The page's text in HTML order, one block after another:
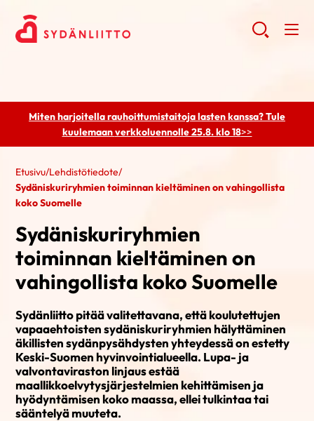
Miten harjoitella rauhoittumistaitoja lasten kanssa? Tule
kuulemaanverkkoluennolle 25.8. klo 18>>
Etusivu/Lehdistötiedote/
Sydäniskuriryhmien toiminnan kieltäminen on vahingollista
koko Suomelle
Sydäniskuriryhmien
toiminnan kieltäminen on
vahingollista koko Suomelle
Sydänliitto pitää valitettavana, että koulutettujen
vapaaehtoisten sydäniskuriryhmien hälyttäminen
äkillisten sydänpysähdysten yhteydessä on estetty
Keski-Suomen hyvinvointialueella. Lupa- ja
valvontaviraston linjaus estää
maallikkoelvytysjärjestelmien kehittämisen ja
hyödyntämisen koko maassa, ellei tulkintaa tai
sääntelyä muuteta.